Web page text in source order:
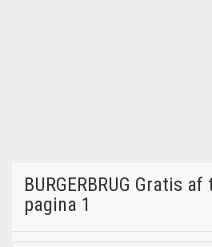
BURGERBRUG Gratis
pagina 1